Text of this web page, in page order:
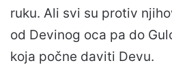
ruku. Ali svi su protiv
od Devinog oca pa do
koja počne daviti Devu.